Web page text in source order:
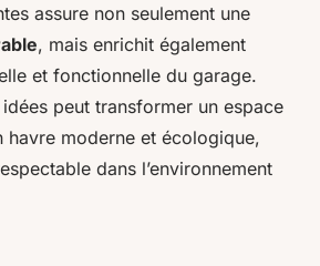
assure non seulement une
, mais enrichit également
et fonctionnelle du garage.
idées peut transformer un espace
havre moderne et écologique,
dans l’environnement